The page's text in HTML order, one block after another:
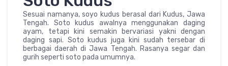
Sesuai namanya, soyo kudus berasal dari Kudus, Jawa
Tengah. Soto kudus awalnya menggunakan daging
ayam, tetapi kini semakin bervariasi yakni dengan
daging sapi. Soto kudus juga kini sudah tersebar di
berbagai daerah di Jawa Tengah. Rasanya segar dan
gurih seperti soto pada umumnya.